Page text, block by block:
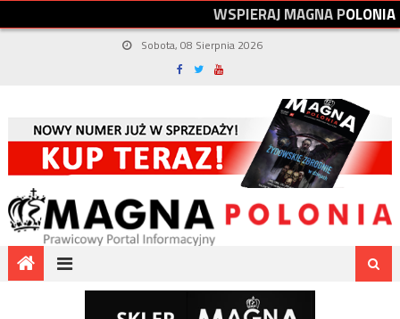
WSPIERAJMAGNAPOLONIA
Sobota, 08 Sierpnia 2026